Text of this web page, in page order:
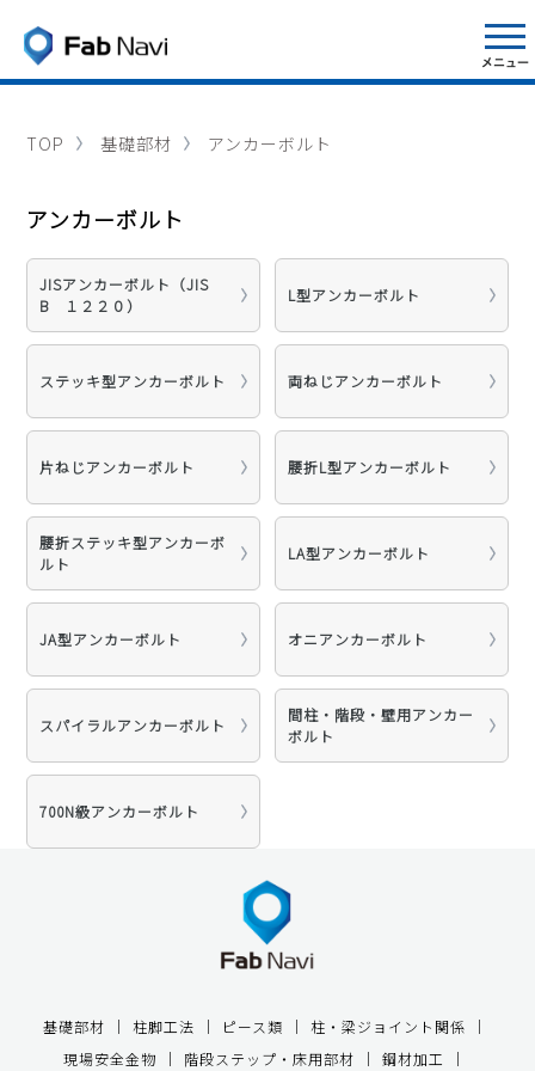
TOP 基礎部材 アンカーボルト
アンカーボルト
JISアンカーボルト（JIS
B １２２０）
L型アンカーボルト
ステッキ型アンカーボルト 両ねじアンカーボルト
片ねじアンカーボルト 腰折L型アンカーボルト
腰折ステッキ型アンカーボ
ルト
LA型アンカーボルト
JA型アンカーボルト オニアンカーボルト
スパイラルアンカーボルト
間柱・階段・壁用アンカー
ボルト
700N級アンカーボルト
基礎部材 柱脚工法 ピース類
柱・梁ジョイント関係
現場安全金物
階段ステップ・床用部材 鋼材加工